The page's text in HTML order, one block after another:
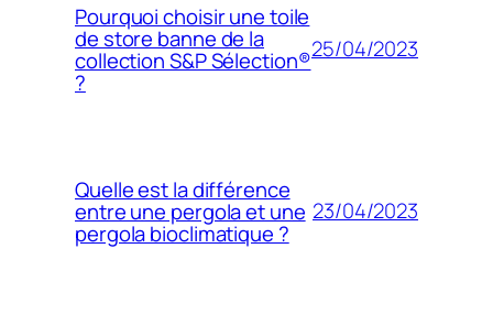
Pourquoi choisir une toile
de store banne de la
collection S&P Sélection®
?
25/04/2023
Quelle est la différence
entre une pergola et une
pergola bioclimatique ?
23/04/2023